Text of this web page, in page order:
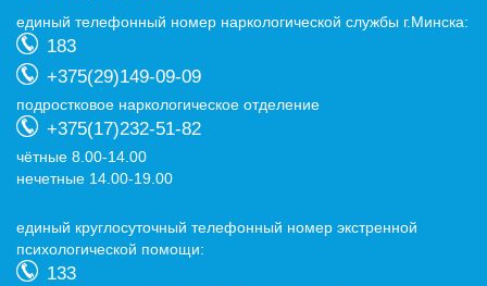
eдиный телефонный номер наркологической службы г.Минска:
183
+375(29)149-09-09
подростковое наркологическое отделение
+375(17)232-51-82
чётные 8.00-14.00
нечетные 14.00-19.00
eдиный круглосуточный телефонный номер экстренной
психологической помощи:
133